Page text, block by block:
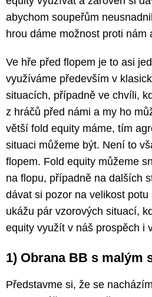
abychom soupeřům
hrou dáme možnost proti nám
Ve hře před flopem je to asi
využíváme především v
situacích, případně ve chvíli,
z hráčů před námi a my ho
větší fold equity máme, tím
situaci můžeme být. Není to
flopem. Fold equity můžeme
na flopu, případně na dalších
dávat si pozor na velikost
ukážu pár vzorových situací,
equity využít v náš prospěch i
1) Obrana BB s malým
Představme si, že se